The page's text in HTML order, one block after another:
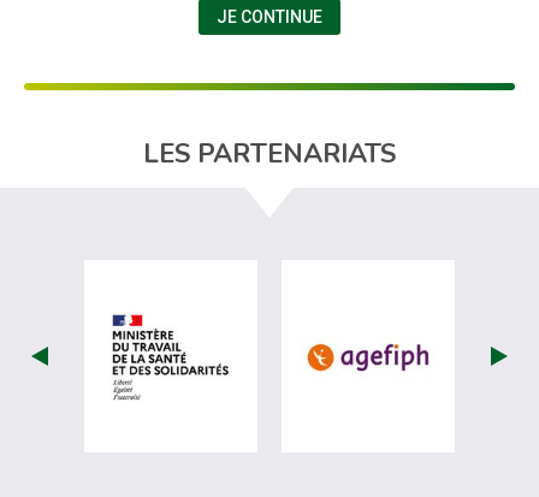
JE CONTINUE
LES PARTENARIATS
visiter les site de Ministère du travail
visiter les